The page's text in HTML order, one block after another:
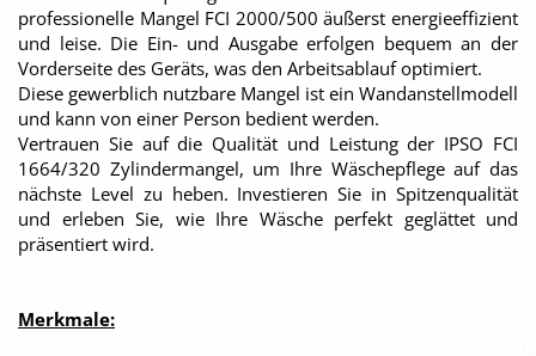
professionelle Mangel FCI 2000/500 äußerst energieeffizient
und leise. Die Ein- und Ausgabe erfolgen bequem an der
Vorderseite des Geräts, was den Arbeitsablauf optimiert.
Diese gewerblich nutzbare Mangel ist ein Wandanstellmodell
und kann von einer Person bedient werden.
Vertrauen Sie auf die Qualität und Leistung der IPSO FCI
1664/320 Zylindermangel, um Ihre Wäschepflege auf das
nächste Level zu heben. Investieren Sie in Spitzenqualität
und erleben Sie, wie Ihre Wäsche perfekt geglättet und
präsentiert wird.
Merkmale: